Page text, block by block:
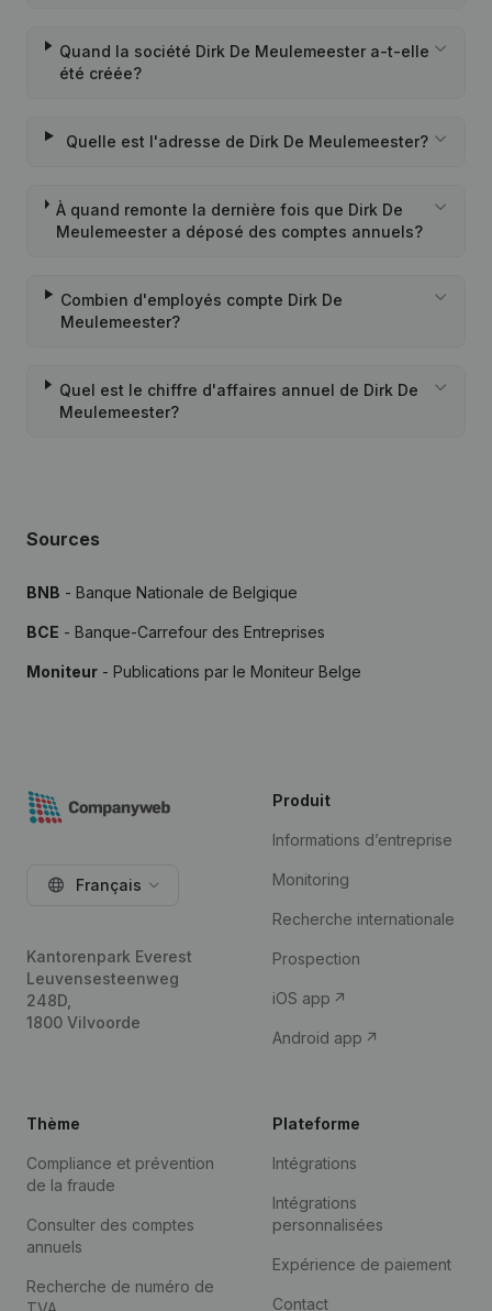
Quand la société Dirk De Meulemeester a-t-elle
été créée?
Quelle est l'adresse de Dirk De Meulemeester?
À quand remonte la dernière fois que Dirk De
Meulemeester a déposé des comptes annuels?
Combien d'employés compte Dirk De
Meulemeester?
Quel est le chiffre d'affaires annuel de Dirk De
Meulemeester?
Sources
BNB - Banque Nationale de Belgique
BCE - Banque-Carrefour des Entreprises
Moniteur - Publications par le Moniteur Belge
Français
Kantorenpark Everest
Leuvensesteenweg
248D,
1800 Vilvoorde
Produit
Informations d’entreprise
Monitoring
Recherche internationale
Prospection
iOS app
Android app
Thème
Compliance et prévention
de la fraude
Consulter des comptes
annuels
Recherche de numéro de
Plateforme
Intégrations
Intégrations
personnalisées
Expérience de paiement
Contact